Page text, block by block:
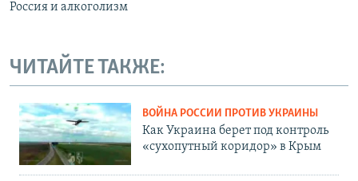
Россия и алкоголизм
ЧИТАЙТЕ ТАКЖЕ:
ВОЙНА РОССИИ ПРОТИВ УКРАИНЫ
Как Украина берет под контроль
«сухопутный коридор» в Крым